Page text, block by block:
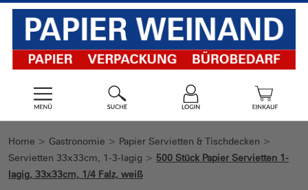
Home > Gastronomie > Papier Servietten & Tischdecken >
Servietten 33x33cm, 1-3-lagig > 500 Stück Papier Servietten 1-
lagig, 33x33cm, 1/4 Falz, weiß